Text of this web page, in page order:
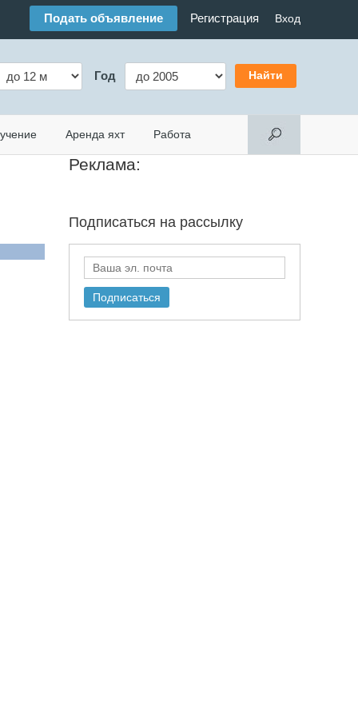
Подать объявление Регистрация Вход
Год
Аренда яхт Работа
Реклама:
Подписаться на рассылку